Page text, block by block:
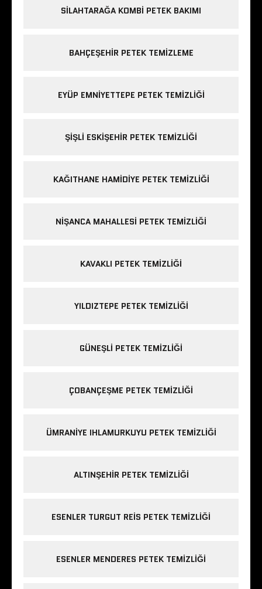
SILAHTARAĞA KOMBI PETEK BAKIMI
BAHÇEŞEHIR PETEK TEMIZLEME
EYÜP EMNIYETTEPE PETEK TEMIZLIĞI
ŞIŞLI ESKIŞEHIR PETEK TEMIZLIĞI
KAĞITHANE HAMIDIYE PETEK TEMIZLIĞI
NIŞANCA MAHALLESI PETEK TEMIZLIĞI
KAVAKLI PETEK TEMIZLIĞI
YILDIZTEPE PETEK TEMIZLIĞI
GÜNEŞLI PETEK TEMIZLIĞI
ÇOBANÇEŞME PETEK TEMIZLIĞI
ÜMRANIYE IHLAMURKUYU PETEK TEMIZLIĞI
ALTINŞEHIR PETEK TEMIZLIĞI
ESENLER TURGUT REIS PETEK TEMIZLIĞI
ESENLER MENDERES PETEK TEMIZLIĞI